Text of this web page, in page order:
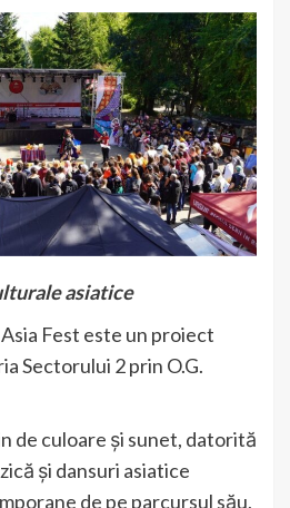
asiatice
Fest este un proiect
Sectorului 2 prin O.G.
de culoare și sunet, datorită
și dansuri asiatice
de pe parcursul său,